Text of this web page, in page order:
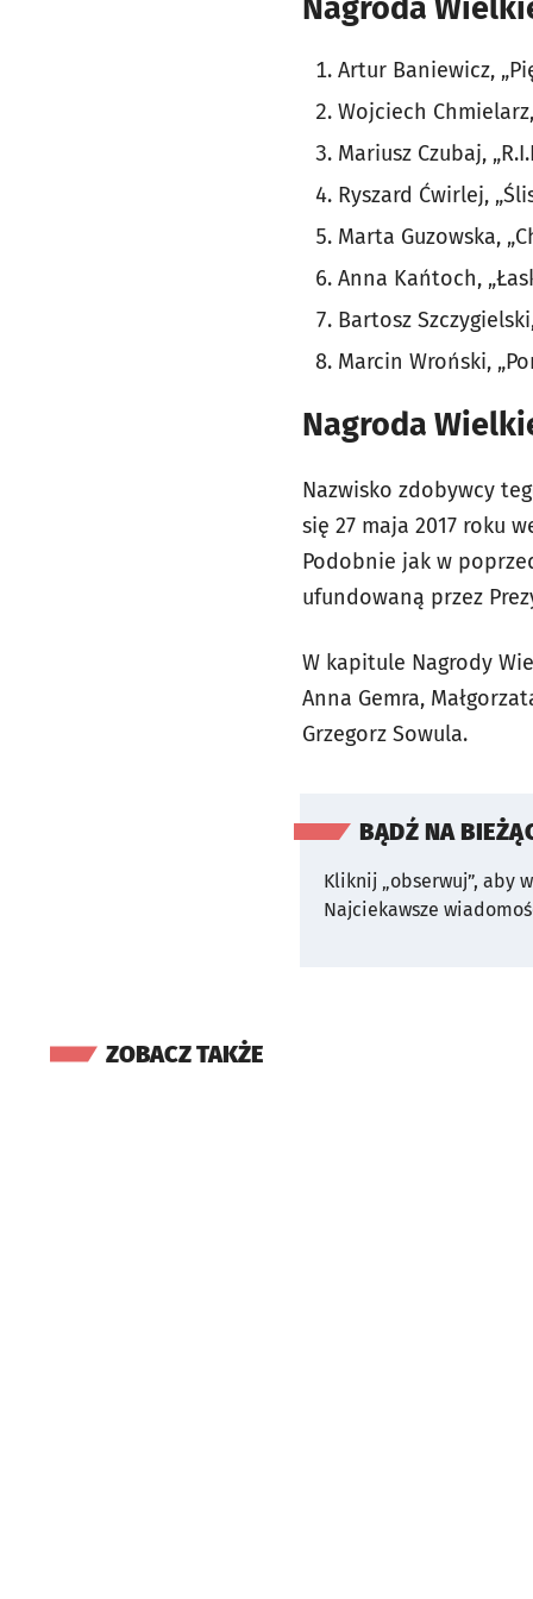
Nagroda
Artur Baniewicz,
Wojciech
Mariusz Czubaj,
Ryszard Ćwirlej,
Marta Guzowska,
Anna Kańtoch,
Bartosz
Marcin Wroński,
Nagroda
Nazwisko zdobywcy
się 27 maja 2017 roku
Podobnie jak w
ufundowaną przez
W kapitule Nagrody
Anna Gemra,
Grzegorz Sowula.
BĄDŹ NA
Kliknij „obserwuj”, aby
Najciekawsze
ZOBACZ TAKŻE